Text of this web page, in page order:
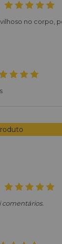
no corpo,
comentários.